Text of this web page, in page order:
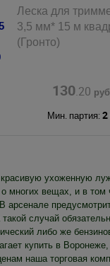
Леска для
3,5 мм* 15 м
(Гронто)
130.20
Мин. партия:
ухоженную
о многих вещах, и в
арсенале
случай
либо же
купить в
наша торговая